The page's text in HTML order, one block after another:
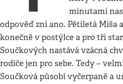
minutami
odpověď zní ano. Pětiletá Míša
konečně v postýlce a pro tři
Součkových nastává vzácná
rodiče jen pro sebe. Tedy –
Součková působí vyčerpaně a